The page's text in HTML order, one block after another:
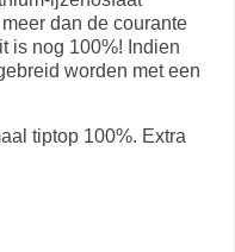
dan de courante
is nog 100%! Indien
worden met een
tiptop 100%. Extra